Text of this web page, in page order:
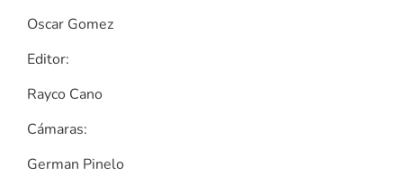
Oscar Gomez
Editor:
Rayco Cano
Cámaras:
German Pinelo